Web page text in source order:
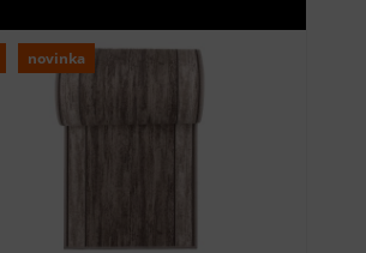
novinka